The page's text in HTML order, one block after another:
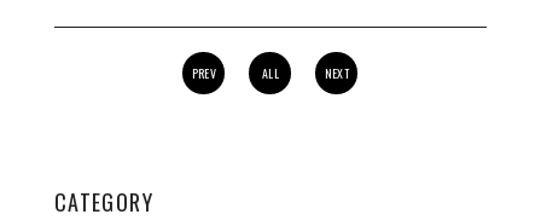
PREV ALL NEXT
CATEGORY